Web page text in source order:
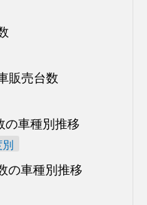
販売台数
の車種別推移
の車種別推移